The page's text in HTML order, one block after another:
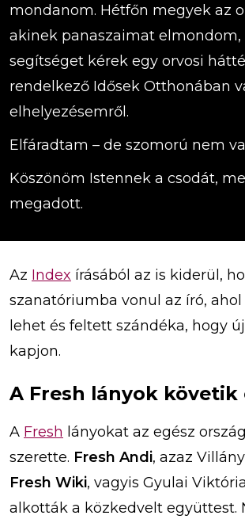
mondanom. Hétfőn megyek az
akinek panaszaimat elmondom,
segítséget kérek egy orvosi
rendelkező Idősek Otthonában
elhelyezésemről.
Elfáradtam – de szomorú nem
Köszönöm Istennek a csodát,
megadott.
Az Index írásából az is kiderül,
szanatóriumba vonul az író,
lehet és feltett szándéka, hogy
kapjon.
A Fresh lányok követik
A Fresh lányokat az egész
szerette. Fresh Andi, azaz
Fresh Wiki, vagyis Gyulai
alkották a közkedvelt együttest.